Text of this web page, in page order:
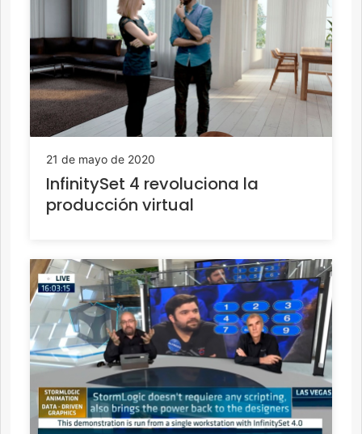
21 de mayo de 2020
InfinitySet 4 revoluciona la
producción virtual